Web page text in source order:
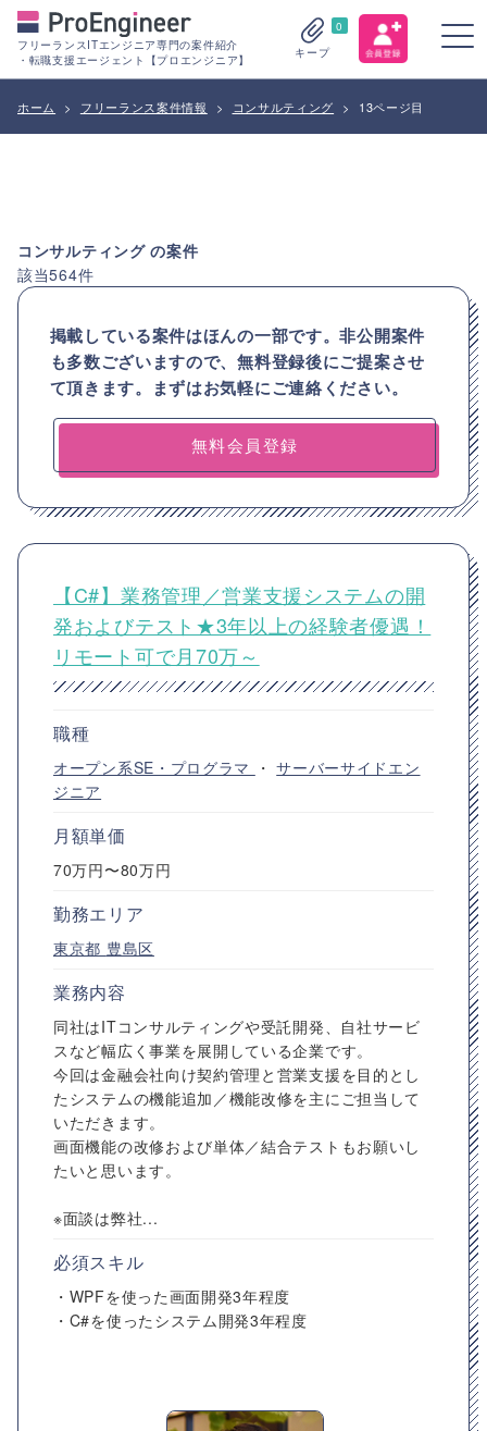
フリーランスITエンジニア専門の案件紹介
・転職支援エージェント【プロエンジニア】
0
キープ
ホーム > フリーランス案件情報 > コンサルティング > 13ページ目
コンサルティングの案件
該当564件
掲載している案件はほんの一部です。非公開案件
も多数ございますので、無料登録後にご提案させ
て頂きます。まずはお気軽にご連絡ください。
無料会員登録
【C#】業務管理／営業支援システムの開
発およびテスト★3年以上の経験者優遇！
リモート可で月70万～
職種
オープン系SE・プログラマ ・サーバーサイドエン
ジニア
月額単価
70万円〜80万円
勤務エリア
東京都 豊島区
業務内容
同社はITコンサルティングや受託開発、自社サービ
スなど幅広く事業を展開している企業です。
今回は金融会社向け契約管理と営業支援を目的とし
たシステムの機能追加／機能改修を主にご担当して
いただきます。
画面機能の改修および単体／結合テストもお願いし
たいと思います。
※面談は弊社...
必須スキル
・WPFを使った画面開発3年程度
・C#を使ったシステム開発3年程度